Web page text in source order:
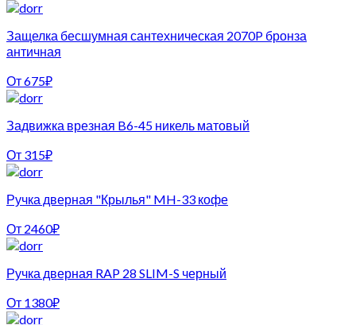
Защелка бесшумная сантехническая 2070P бронза
античная
От675₽
Задвижка врезная B6-45 никель матовый
От 315₽
Ручка дверная "Крылья" MH-33 кофе
От 2460₽
Ручка дверная RAP 28 SLIM-S черный
От 1380₽